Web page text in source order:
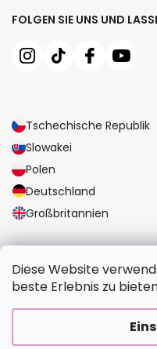
Diese Website
beste Erlebnis zu
FOLGEN SIE UNS UND
Tschechische Republik
Slowakei
Polen
Deutschland
Großbritannien
SICHERE